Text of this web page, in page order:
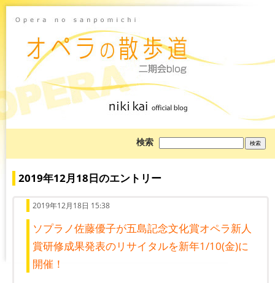
検索
を
索:
2019年12月18日のエントリー
2019年12月18日 15:38
ソプラノ佐藤優子が五島記念文化賞オペラ新人
賞研修成果発表のリサイタルを新年1/10(金)に
開催！